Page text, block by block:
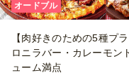
オードブル
【肉好きのための5種プ
ロニラバー・カレーモン
ューム満点